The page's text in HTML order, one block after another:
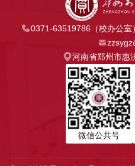
0371-63519786（校办公室
河南省郑州市惠
微信公共号